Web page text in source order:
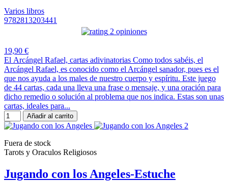
Varios libros
9782813203441
2 opiniones
19,90 €
El Arcángel Rafael, cartas adivinatorias Como todos sabéis, el
Arcángel Rafael, es conocido como el Arcángel sanador, pues es el
que nos ayuda a los males de nuestro cuerpo y espíritu. Este juego
de 44 cartas, cada una lleva una frase o mensaje, y una oración para
dicho remedio o solución al problema que nos indica. Estas son unas
cartas, ideales para...
Añadir al carrito
Fuera de stock
Tarots y Oraculos Religiosos
Jugando con los Angeles-Estuche